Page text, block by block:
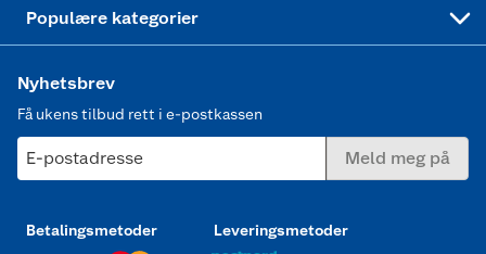
Populære kategorier
Nyhetsbrev
Få ukens tilbud rett i e-postkassen
E-postadresse Meld meg på
Betalingsmetoder Leveringsmetoder